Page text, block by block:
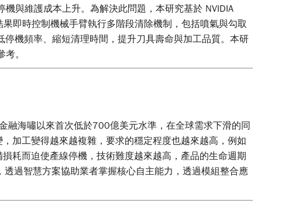
與維護成本上升。為解決此問題，本研究基於 NVIDIA
即時控制機械手臂執行多階段清除機制，包括噴氣與勾取
機頻率、縮短清理時間，提升刀具壽命與加工品質。本研
。
海嘯以來首次低於700億美元水準，在全球需求下滑的同
加工變得越來越複雜，要求的穩定程度也越來越高，例如
耗而迫使產線停機，技術難度越來越高，產品的生命週期
過智慧方案協助業者掌握核心自主能力，透過模組整合應